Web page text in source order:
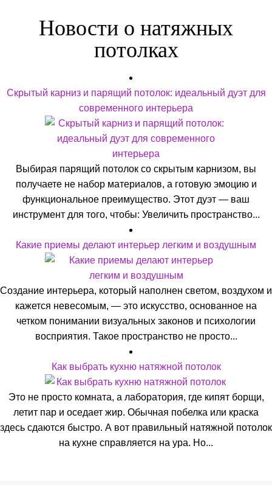
Новости о натяжных
потолках
Скрытый карниз и парящий потолок: идеальный дуэт для
современного интерьера
Выбирая парящий потолок со скрытым карнизом, вы
получаете не набор материалов, а готовую эмоцию и
функциональное преимущество. Этот дуэт — ваш
инструмент для того, чтобы: Увеличить пространство...
Какие приемы делают интерьер легким и воздушным
Создание интерьера, который наполнен светом, воздухом и
кажется невесомым, — это искусство, основанное на
четком понимании визуальных законов и психологии
восприятия. Такое пространство не просто...
Как выбрать кухню натяжной потолок
Это не просто комната, а лаборатория, где кипят борщи,
летит пар и оседает жир. Обычная побелка или краска
здесь сдаются быстро. А вот правильный натяжной потолок
на кухне справляется на ура. Но...